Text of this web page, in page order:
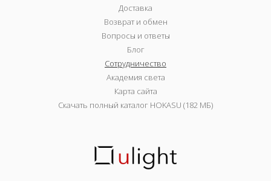
Доставка
Возврат и обмен
Вопросы и ответы
Блог
Сотрудничество
Академия света
Карта сайта
Скачать полный каталог HOKASU (182 МБ)